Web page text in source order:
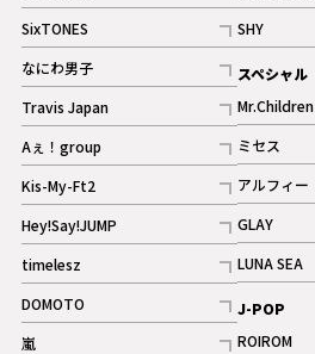
記事
ギャラリー
SixTONES
記事
ギャラリー
なにわ男子
記事
Travis Japan
記事
Aぇ！group
記事
Kis-My-Ft2
記事
ギャラリー
Hey!Say!JUMP
記事
timelesz
記事
DOMOTO
記事
嵐
記事
SHY
記事
スペシャル
Mr.Children
記事
ミセス
記事
アルフィー
記事
GLAY
記事
LUNA SEA
記事
J-POP
ROIROM